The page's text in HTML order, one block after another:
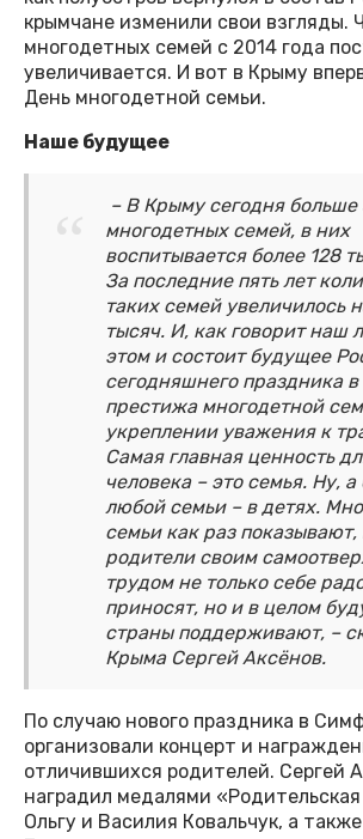
крымчане изменили свои взгляды.
многодетных семей с 2014 года
увеличивается. И вот в Крыму
День многодетной семьи.
Наше будущее
– В Крыму сегодня больше
многодетных семей, в них
воспитывается более 128
За последние пять лет
таких семей увеличилось
тысяч. И, как говорит наш
этом и состоит будущее
сегодняшнего праздника
престижа многодетной
укреплении уважения к
Самая главная ценность
человека – это семья. Ну,
любой семьи – в детях.
семьи как раз показывают,
родители своим
трудом не только себе
приносят, но и в целом
страны поддерживают, –
Крыма Сергей Аксёнов.
По случаю нового праздника в
организовали концерт и
отличившихся родителей. Сергей
наградил медалями
Ольгу и Василия Ковальчук, а